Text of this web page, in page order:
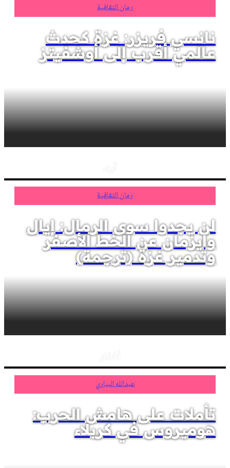
رمان الثقافية
نانسي فريزر: غزة كحدث
عالمي أقرب إلى أوشفيتز
رمان الثقافية
لن يجدوا سوى الرمال: إيال
وايزمان عن الخط الأصفر
وتدمير غزة (ترجمة)
عبدالله البياري
تأملات على هامش الحرب:
هوميروس في كربلاء